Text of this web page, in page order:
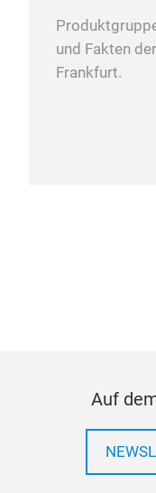
und Fakten
Frankfurt.
Auf